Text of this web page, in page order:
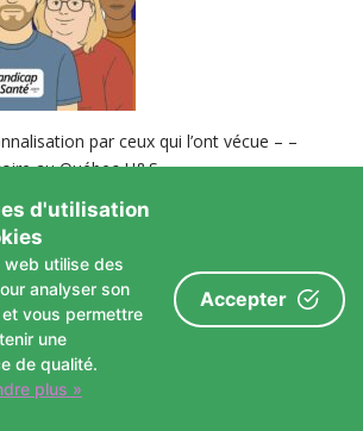
par ceux qui l’ont vécue – –
au Québec H&S_
Handicap & Santé
en promotion de santé
Nos publications
d'utilisation
web utilise des
analyser son
vous permettre
une
de qualité.
plus »
Accepter